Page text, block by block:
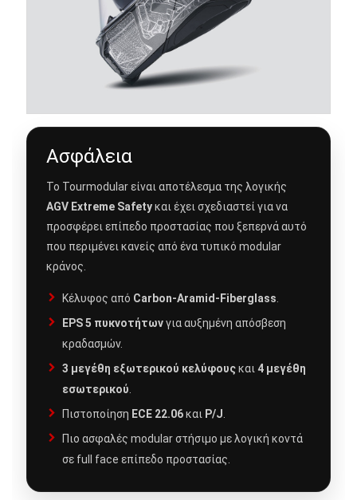
Ασφάλεια
Το Tourmodular είναι αποτέλεσμα της λογικής
AGV Extreme Safetyκαι έχει σχεδιαστεί για να
προσφέρει επίπεδο προστασίας που ξεπερνά αυτό
που περιμένει κανείς από ένα τυπικό modular
κράνος.
Κέλυφος από Carbon-Aramid-Fiberglass
EPS 5 πυκνοτήτωνγια αυξημένη απόσβεση
κραδασμών.
3 μεγέθη εξωτερικού κελύφουςκαι 4 μεγέθη
εσωτερικού
Πιστοποίηση ECE 22.06και P/J
Πιο ασφαλές modular στήσιμο με λογική κοντά
σε full face επίπεδο προστασίας.